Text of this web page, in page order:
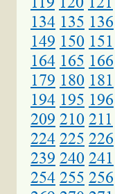
134 135 136
149 150 151
164 165 166
179 180 181
194 195 196
209 210 211
224 225 226
239 240 241
254 255 256